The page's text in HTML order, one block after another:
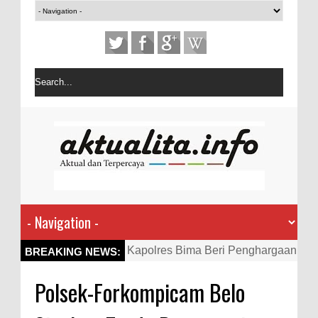
BREAKING NEWS:
Kapolres Bima Beri Penghargaan
Aktif Bantu Polisi Berantas
Polsek-Forkompicam Belo